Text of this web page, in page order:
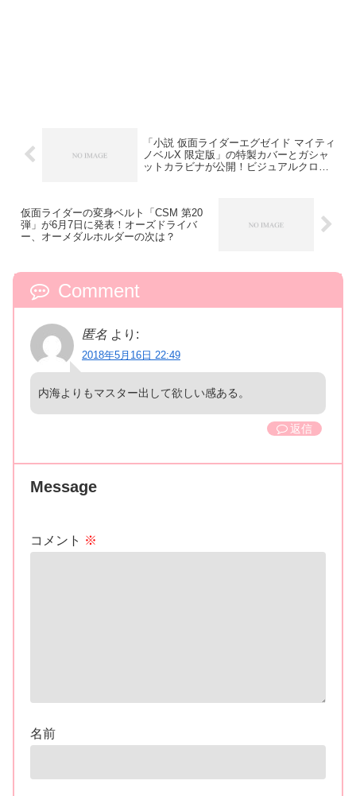
「小説 仮面ライダーエグゼイド マイティ
ノベルX 限定版」の特製カバーとガシャ
ットカラビナが公開！ビジュアルクロニ
仮面ライダーの変身ベルト「CSM 第20
弾」が6月7日に発表！オーズドライバ
ー、オーメダルホルダーの次は？
Comment
匿名 より:
2018年5月16日 22:49
内海よりもマスター出して欲しい感ある。
返信
Message
コメント ※
名前